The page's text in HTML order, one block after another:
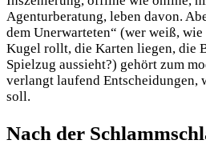
Agenturberatung, leben davon.
dem Unerwarteten“ (wer weiß,
Kugel rollt, die Karten liegen, die
Spielzug aussieht?) gehört zum
verlangt laufend Entscheidungen,
soll.
Nach der